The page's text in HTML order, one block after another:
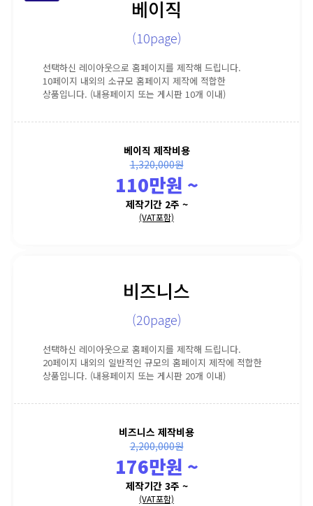
베이직
(10page)
선택하신 레이아웃으로 홈페이지를 제작해 드립니다.
10페이지 내외의 소규모 홈페이지 제작에 적합한
상품입니다. (내용페이지 또는 게시판 10개 이내)
베이직 제작비용
1,320,000원
110만원 ~
제작기간 2주 ~
(VAT포함)
비즈니스
(20page)
선택하신 레이아웃으로 홈페이지를 제작해 드립니다.
20페이지 내외의 일반적인 규모의 홈페이지 제작에 적합한
상품입니다. (내용페이지 또는 게시판 20개 이내)
비즈니스 제작비용
2,200,000원
176만원 ~
제작기간 3주 ~
(VAT포함)